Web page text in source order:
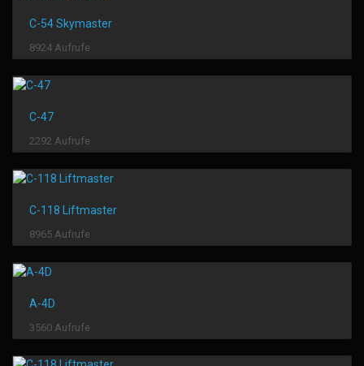
C-54 Skymaster
8924 Aufrufe
C-47
2292 Aufrufe
C-118 Liftmaster
8965 Aufrufe
A-4D
3560 Aufrufe